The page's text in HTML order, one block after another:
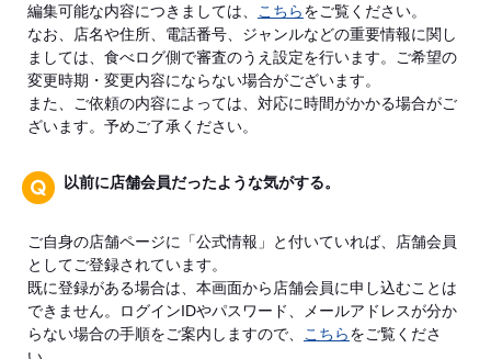
編集可能な内容につきましては、 こちらをご覧ください。
なお、店名や住所、電話番号、ジャンルなどの重要情報に関し
ましては、食べログ側で審査のうえ設定を行います。ご希望の
変更時期・変更内容にならない場合がございます。
また、ご依頼の内容によっては、対応に時間がかかる場合がご
ざいます。予めご了承ください。
以前に店舗会員だったような気がする。
ご自身の店舗ページに「公式情報」と付いていれば、店舗会員
としてご登録されています。
既に登録がある場合は、本画面から店舗会員に申し込むことは
できません。ログインIDやパスワード、メールアドレスが分か
らない場合の手順をご案内しますので、
こちらをご覧くださ